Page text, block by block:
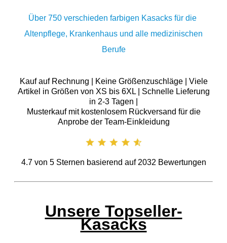
Über 750 verschieden farbigen Kasacks für die
Altenpflege, Krankenhaus und alle medizinischen
Berufe
Kauf auf Rechnung | Keine Größenzuschläge | Viele
Artikel in Größen von XS bis 6XL | Schnelle Lieferung
in 2-3 Tagen |
Musterkauf mit kostenlosem Rückversand für die
Anprobe der Team-Einkleidung
4.7von 5Sternen basierend auf 2032 Bewertungen
Unsere Topseller-
Kasacks